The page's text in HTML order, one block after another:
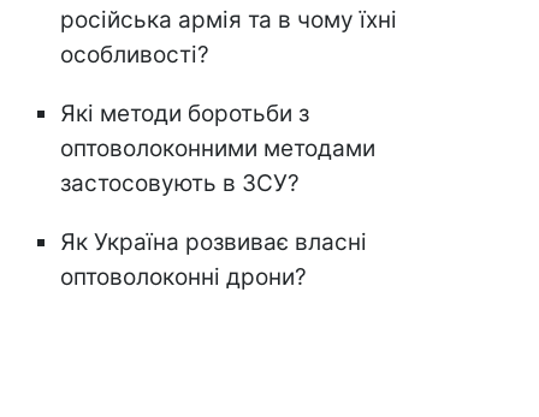
російська армія та в чому їхні
особливості?
Які методи боротьби з
оптоволоконними методами
застосовують в ЗСУ?
Як Україна розвиває власні
оптоволоконні дрони?